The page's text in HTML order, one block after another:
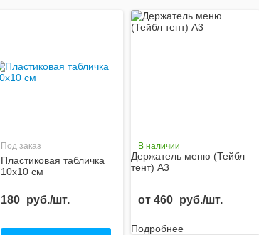
Под заказ
Пластиковая табличка
10х10 см
180 руб./шт.
В наличии
Держатель меню (Тейбл
тент) А3
от 460 руб./шт.
Подробнее